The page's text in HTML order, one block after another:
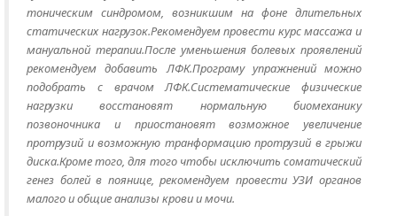
тоническим синдромом, возникшим на фоне длительных
статических нагрузок.Рекомендуем провести курс массажа и
мануальной терапии.После уменьшения болевых проявлений
рекомендуем добавить ЛФК.Програму упражнений можно
подобрать с врачом ЛФК.Систематические физические
нагрузки восстановят нормальную биомеханику
позвоночника и приостановят возможное увеличение
протрузий и возможную транформацию протрузий в грыжи
диска.Кроме того, для того чтобы исключить соматический
генез болей в поянице, рекомендуем провести УЗИ органов
малого и общие анализы крови и мочи.